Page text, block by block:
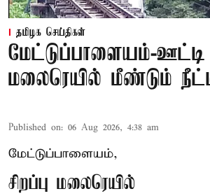
தமிழக செய்திகள்
மேட்டுப்பாளையம்-ஊட்டி
மலைரெயில் மீண்டும்
Published on: 06 Aug 2026, 4:38 am
மேட்டுப்பாளையம்,
சிறப்பு மலைரெயில்